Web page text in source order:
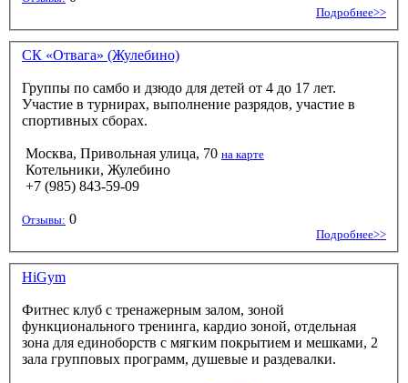
Подробнее>>
СК «Отвага» (Жулебино)
Группы по самбо и дзюдо для детей от 4 до 17 лет.
Участие в турнирах, выполнение разрядов, участие в
спортивных сборах.
Москва, Привольная улица, 70 на карте
Котельники, Жулебино
+7 (985) 843-59-09
Отзывы: 0
Подробнее>>
HiGym
Фитнес клуб с тренажерным залом, зоной
функционального тренинга, кардио зоной, отдельная
зона для единоборств с мягким покрытием и мешками, 2
зала групповых программ, душевые и раздевалки.